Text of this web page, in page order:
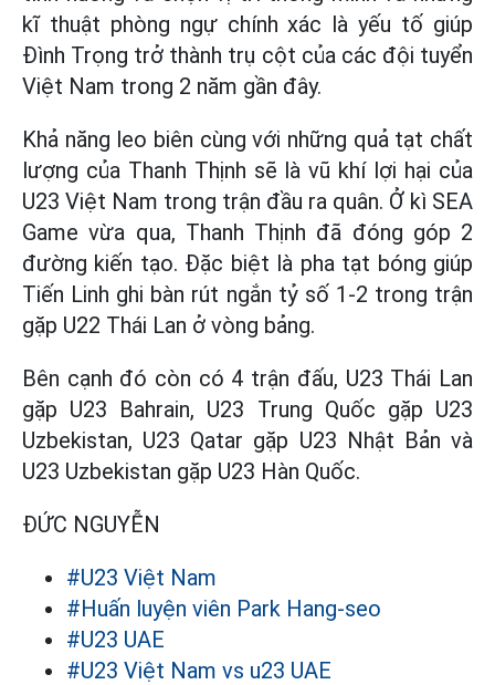
kĩ thuật phòng ngự chính xác là yếu tố giúp
Đình Trọng trở thành trụ cột của các đội tuyển
Việt Nam trong 2 năm gần đây.
Khả năng leo biên cùng với những quả tạt chất
lượng của Thanh Thịnh sẽ là vũ khí lợi hại của
U23 Việt Nam trong trận đầu ra quân. Ở kì SEA
Game vừa qua, Thanh Thịnh đã đóng góp 2
đường kiến tạo. Đặc biệt là pha tạt bóng giúp
Tiến Linh ghi bàn rút ngắn tỷ số 1-2 trong trận
gặp U22 Thái Lan ở vòng bảng.
Bên cạnh đó còn có 4 trận đấu, U23 Thái Lan
gặp U23 Bahrain, U23 Trung Quốc gặp U23
Uzbekistan, U23 Qatar gặp U23 Nhật Bản và
U23 Uzbekistan gặp U23 Hàn Quốc.
ĐỨC NGUYỄN
#U23 Việt Nam
#Huấn luyện viên Park Hang-seo
#U23 UAE
#U23 Việt Nam vs u23 UAE